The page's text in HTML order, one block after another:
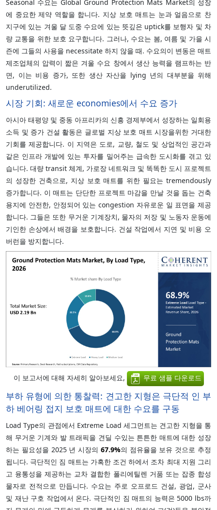
Seasonal 수요는 Global Ground Protection Mats Market의 성장
에 중요한 제약 역할을 합니다. 지상 보호 매트는 눈과 얼음으로 찬
지구에 있는 겨울 달 도중 수요에 있는 뜻깊은 uptick를 보행자 및 차
량 교통을 위한 보호 요구합니다. 그러나, 수요는 봄, 여름 및 가을 시
즌에 그들의 사용을 necessitate 하지 않을 때. 수요의이 변동은 매트
제조업체의 압력이 짧은 겨울 수요 창에서 생산 능력을 램프하는 반
면, 이는 비용 증가, 또한 생산 자산을 lying 년의 대부분을 위해
underutilized.
시장 기회: 새로운 economies에서 수요 증가
아시아 태평양 및 중동 아프리카의 신흥 경제부에서 성장하는 일회용
소득 및 증가 건설 활동은 글로벌 지상 보호 매트 시장을위한 거대한
기회를 제공합니다. 이 지역은 도로, 교량, 철도 및 상업적인 공간과
같은 인프라 개발에 있는 투자를 밀어주는 급속한 도시화를 겪고 있
습니다. 대량 transit 체계, 가로장 네트워크 및 똑똑한 도시 프로젝트
의 성장한 건축으로, 지상 보호 매트를 위한 필요는 tremendously
증가합니다. 이 매트는 단단한 프로젝트 마감을 만날 것을 돕는 건축
용지에 안전한, 안정되어 있는 congestion 자유로운 일 표면을 제공
합니다. 그들은 또한 무거운 기계장치, 물자의 저장 및 노동자 운동에
기인한 손상에서 배경을 보호합니다. 건설 작업에서 지연 및 비용 오
버런을 방지합니다.
이 보고서에 대해 자세히 알아보세요, 무료 샘플 다운로드
부하 유형에 의한 통찰력: 견고한 지형은 극단적 인 부
하 베어링 접지 보호 매트에 대한 수요를 구동
Load Type의 관점에서 Extreme Load 세그먼트는 견고한 지형을 통
해 무거운 기계와 발 트래픽을 견딜 수있는 튼튼한 매트에 대한 성장
하는 필요성을 2025 년 시장의 67.9%의 점유율을 보유 것으로 추정
됩니다. 극단적인 짐 매트는 가혹한 조건 하에서 조차 최대 지원 그리
고 융통성을 제공하는 교차 결합한 폴리에틸렌 거품 또는 잡종 합성
물자로 전적으로 만듭니다. 수요는 주로 오프로드 건설, 광업, 군사
및 재난 구호 작업에서 온다. 극단적인 짐 매트의 능력은 5000 lbs까